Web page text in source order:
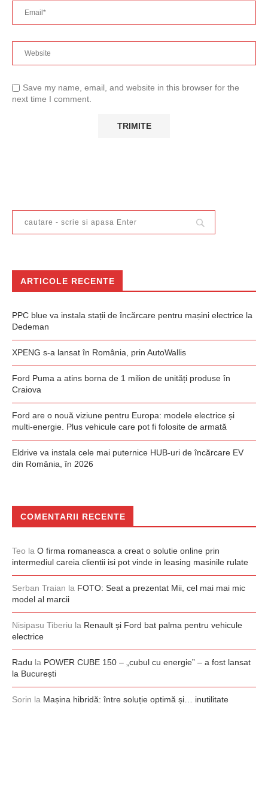
Save my name, email, and website in this browser for the
next time I comment.
ARTICOLE RECENTE
PPC blue va instala stații de încărcare pentru mașini electrice la
Dedeman
XPENG s-a lansat în România, prin AutoWallis
Ford Puma a atins borna de 1 milion de unități produse în
Craiova
Ford are o nouă viziune pentru Europa: modele electrice și
multi-energie. Plus vehicule care pot fi folosite de armată
Eldrive va instala cele mai puternice HUB-uri de încărcare EV
din România, în 2026
COMENTARII RECENTE
Teo la O firma romaneasca a creat o solutie online prin
intermediul careia clientii isi pot vinde in leasing masinile rulate
Serban Traian la FOTO: Seat a prezentat Mii, cel mai mai mic
model al marcii
Nisipasu Tiberiu la Renault și Ford bat palma pentru vehicule
electrice
Radu la POWER CUBE 150 – „cubul cu energie” – a fost lansat
la București
Sorin la Mașina hibridă: între soluție optimă și… inutilitate